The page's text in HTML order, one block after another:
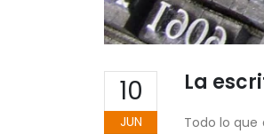
10
JUN
La
Todo lo